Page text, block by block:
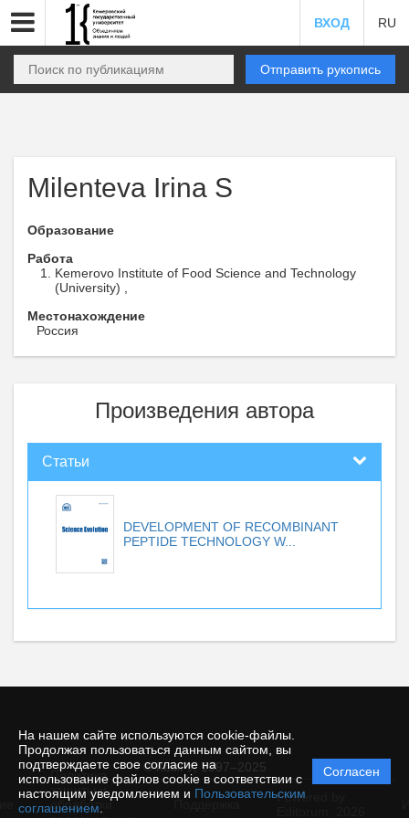
На нашем сайте используются cookie-файлы.
Продолжая пользоваться данным сайтом, вы
подтверждаете свое согласие на
использование файлов cookie в соответствии с
настоящим уведомлением и Пользовательским
соглашением
Согласен
ВХОД RU
Отправить рукопись
Milenteva Irina S
Образование
Работа
Kemerovo Institute of Food Science and Technology
(University) ,
Местонахождение
Россия
Произведения автора
Статьи
DEVELOPMENT OF RECOMBINANT
PEPTIDE TECHNOLOGY W...
© КемГУ, 1997–2025
Политика
защиты и
обработки
Powered by